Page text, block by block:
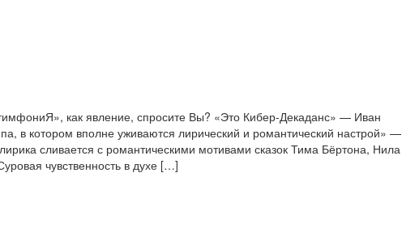
как явление, спросите Вы? «Это Кибер-Декаданс» — Иван
в котором вполне уживаются лирический и романтический настрой» —
сливается с романтическими мотивами сказок Тима Бёртона, Нила
чувственность в духе […]